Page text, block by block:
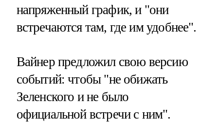
напряженный график, и "они
встречаются там, где им удобнее".
Вайнер предложил свою версию
событий: чтобы "не обижать
Зеленского и не было
официальной встречи с ним".